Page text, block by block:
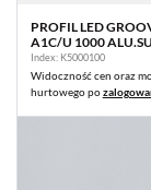
PROFIL LED
A1C/U 1000
Index: K5000100
Widoczność cen oraz
hurtowego po